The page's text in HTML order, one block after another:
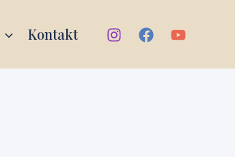
Kontakt